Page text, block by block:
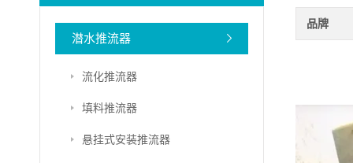
潜水推流器
流化推流器
填料推流器
悬挂式安装推流器
品牌